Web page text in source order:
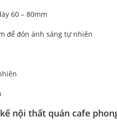
60 – 80mm
để đón ánh sáng tự nhiên
nội thất quán cafe